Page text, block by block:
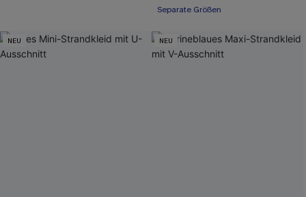
Separate Größen
NEU NEU